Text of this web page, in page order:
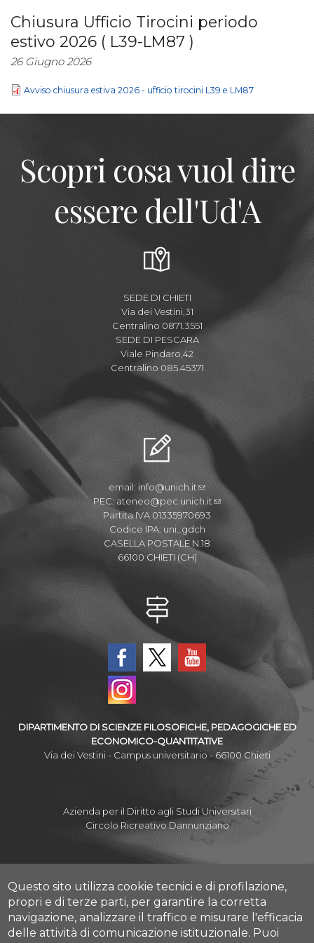
Chiusura Ufficio Tirocini periodo
estivo 2026 ( L39-LM87 )
26 Giugno 2026
Avviso chiusura estiva 2026 - ufficio tirocini L39 e LM87
Scopri cosa vuol dire
essere dell'Ud'A
SEDE DI CHIETI
Via dei Vestini,31
Centralino 0871.3551
SEDE DI PESCARA
Viale Pindaro,42
Centralino 085.45371
email: info@unich.it
PEC: ateneo@pec.unich.it
Partita IVA 01335970693
Codice IPA: uni_gdch
CASELLA POSTALE N.18
66100 CHIETI (CH)
DIPARTIMENTO DI SCIENZE FILOSOFICHE, PEDAGOGICHE ED
ECONOMICO-QUANTITATIVE
Via dei Vestini - Campus universitario - 66100 Chieti
Azienda per il Diritto agli Studi Universitari
Circolo Ricreativo Dannunziano
Albo Pretorio Online
Amministrazione Trasparente
Mettiamoci la Faccia
Fatturazione elettronica
Questo sito utilizza cookie tecnici e di profilazione,
propri e di terze parti, per garantire la corretta
navigazione, analizzare il traffico e misurare l'efficacia
delle attività di comunicazione istituzionale. Puoi